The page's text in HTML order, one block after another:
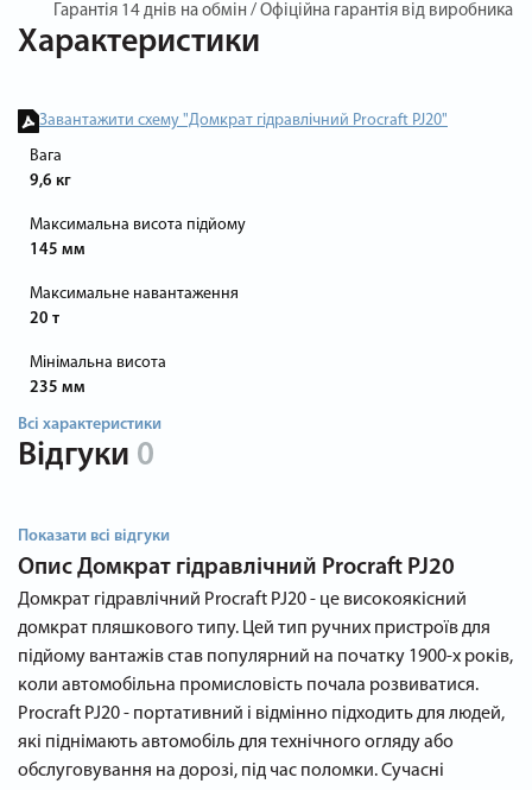
Гарантія 14 днів на обмін / Офіційна гарантія від виробника
Характеристики
Завантажити схему "Домкрат гідравлічний Procraft PJ20"
Вага
9,6 кг
Максимальна висота підйому
145 мм
Максимальне навантаження
20 т
Мінімальна висота
235 мм
Всі характеристики
Відгуки 0
Показати всі відгуки
Опис Домкрат гідравлічний Procraft PJ20
Домкрат гідравлічний Procraft PJ20 - це високоякісний
домкрат пляшкового типу. Цей тип ручних пристроїв для
підйому вантажів став популярний на початку 1900-х років,
коли автомобільна промисловість почала розвиватися.
Procraft PJ20 - портативний і відмінно підходить для людей,
які піднімають автомобіль для технічного огляду або
обслуговування на дорозі, під час поломки. Сучасні